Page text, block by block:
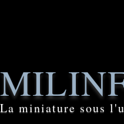
La miniature sous